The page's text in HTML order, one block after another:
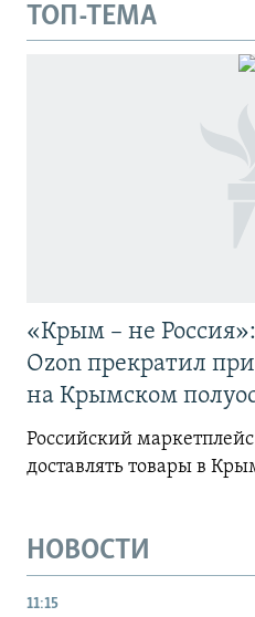
ТОП-ТЕМА
«Крым – не
Ozon прекратил
на Крымском
Российский
доставлять товары в
НОВОСТИ
11:15